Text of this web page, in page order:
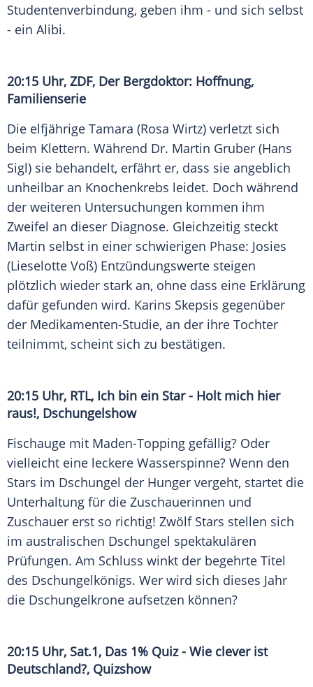
Studentenverbindung, geben ihm - und sich selbst
- ein Alibi.
20:15 Uhr, ZDF, Der Bergdoktor: Hoffnung,
Familienserie
Die elfjährige Tamara (Rosa Wirtz) verletzt sich
beim Klettern. Während Dr. Martin Gruber (Hans
Sigl) sie behandelt, erfährt er, dass sie angeblich
unheilbar an Knochenkrebs leidet. Doch während
der weiteren Untersuchungen kommen ihm
Zweifel an dieser Diagnose. Gleichzeitig steckt
Martin selbst in einer schwierigen Phase: Josies
(Lieselotte Voß) Entzündungswerte steigen
plötzlich wieder stark an, ohne dass eine Erklärung
dafür gefunden wird. Karins Skepsis gegenüber
der Medikamenten-Studie, an der ihre Tochter
teilnimmt, scheint sich zu bestätigen.
20:15 Uhr, RTL, Ich bin ein Star - Holt mich hier
raus!, Dschungelshow
Fischauge mit Maden-Topping gefällig? Oder
vielleicht eine leckere Wasserspinne? Wenn den
Stars im Dschungel der Hunger vergeht, startet die
Unterhaltung für die Zuschauerinnen und
Zuschauer erst so richtig! Zwölf Stars stellen sich
im australischen Dschungel spektakulären
Prüfungen. Am Schluss winkt der begehrte Titel
des Dschungelkönigs. Wer wird sich dieses Jahr
die Dschungelkrone aufsetzen können?
20:15 Uhr, Sat.1, Das 1% Quiz- Wie clever ist
Deutschland?, Quizshow